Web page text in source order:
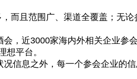
而且范围广、渠道全覆盖；无
，近3000家海内外相关企业参
想平台。
信息之外，每一个参会企业的